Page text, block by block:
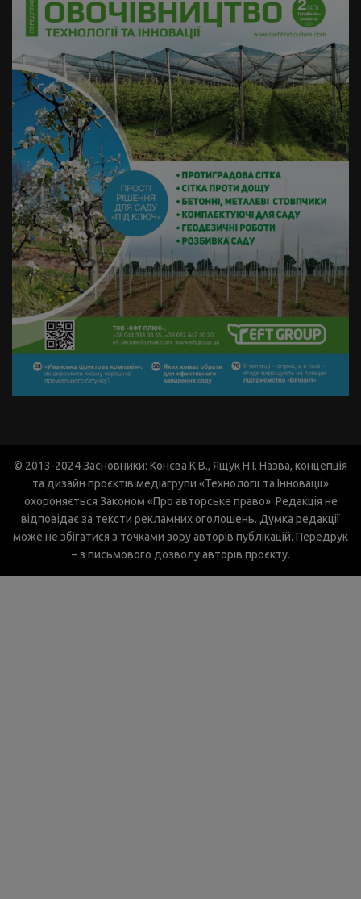
© 2013-2024 Засновники: Конєва К.В., Ящук Н.І. Назва, концепція
та дизайн проєктів медіагрупи «Технології та Інновації»
охороняється Законом «Про авторське право». Редакція не
відповідає за тексти рекламних оголошень. Думка редакції
може не збігатися з точками зору авторів публікацій. Передрук
– з письмового дозволу авторів проєкту.